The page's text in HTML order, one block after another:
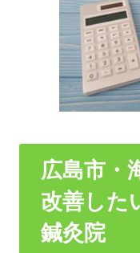
広島市・
改善した
鍼灸院